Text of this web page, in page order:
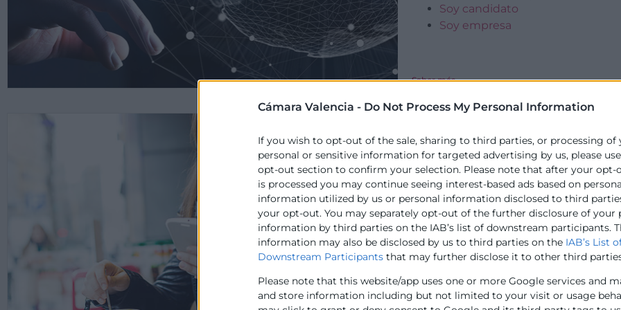
Cámara Valencia - Do Not Process My Personal Information
If you wish to opt-out of the sale, sharing to third parties, or processing of
personal or sensitive information for targeted advertising by us, please
opt-out section to confirm your selection. Please note that after your opt-
is processed you may continue seeing interest-based ads based on
information utilized by us or personal information disclosed to third
your opt-out. You may separately opt-out of the further disclosure of your
information by third parties on the IAB’s list of downstream participants.
information may also be disclosed by us to third parties on the IAB’s List
Downstream Participants that may further disclose it to other third
Please note that this website/app uses one or more Google services and
and store information including but not limited to your visit or usage
Soy candidato
Soy empresa
Saber más
GARANTÍA JUVENIL
Si eres joven y estás desocupado, el
abre las puertas del futuro. A través del
Cámaras de Comercio podrás mejorar tu
Cursos gratuitos
Becas para el extranjero
Inserción laboral